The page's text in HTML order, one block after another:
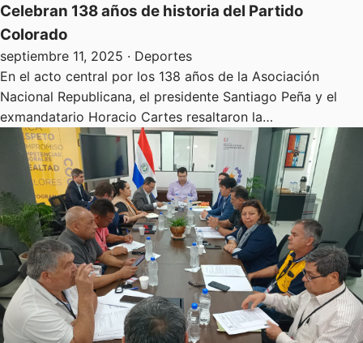
Celebran 138 años de historia del Partido
Colorado
septiembre 11, 2025 · Deportes
En el acto central por los 138 años de la Asociación
Nacional Republicana, el presidente Santiago Peña y el
exmandatario Horacio Cartes resaltaron la…